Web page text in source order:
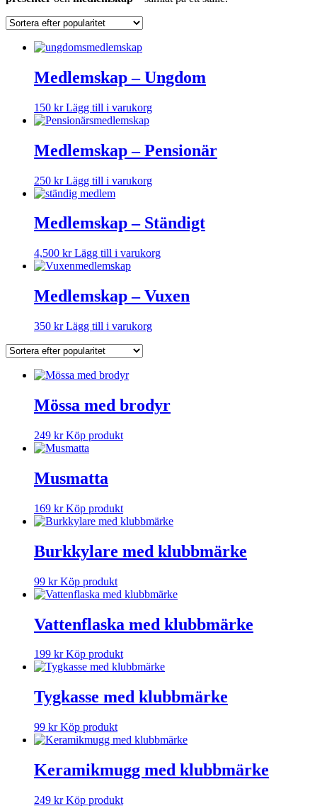
Medlemskap – Ungdom
150 kr Lägg till i varukorg
Medlemskap – Pensionär
250 kr Lägg till i varukorg
Medlemskap – Ständigt
4,500 kr Lägg till i varukorg
Medlemskap – Vuxen
350 kr Lägg till i varukorg
Mössa med brodyr
249 kr Köp produkt
Musmatta
169 kr Köp produkt
Burkkylare med klubbmärke
99 kr Köp produkt
Vattenflaska med klubbmärke
199 kr Köp produkt
Tygkasse med klubbmärke
99 kr Köp produkt
Keramikmugg med klubbmärke
249 kr Köp produkt